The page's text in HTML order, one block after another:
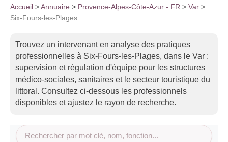
Accueil >Annuaire > Provence-Alpes-Côte-Azur - FR > Var >
Six-Fours-les-Plages
Trouvez un intervenant en analyse des pratiques
professionnelles à Six-Fours-les-Plages, dans le Var :
supervision et régulation d'équipe pour les structures
médico-sociales, sanitaires et le secteur touristique du
littoral. Consultez ci-dessous les professionnels
disponibles et ajustez le rayon de recherche.